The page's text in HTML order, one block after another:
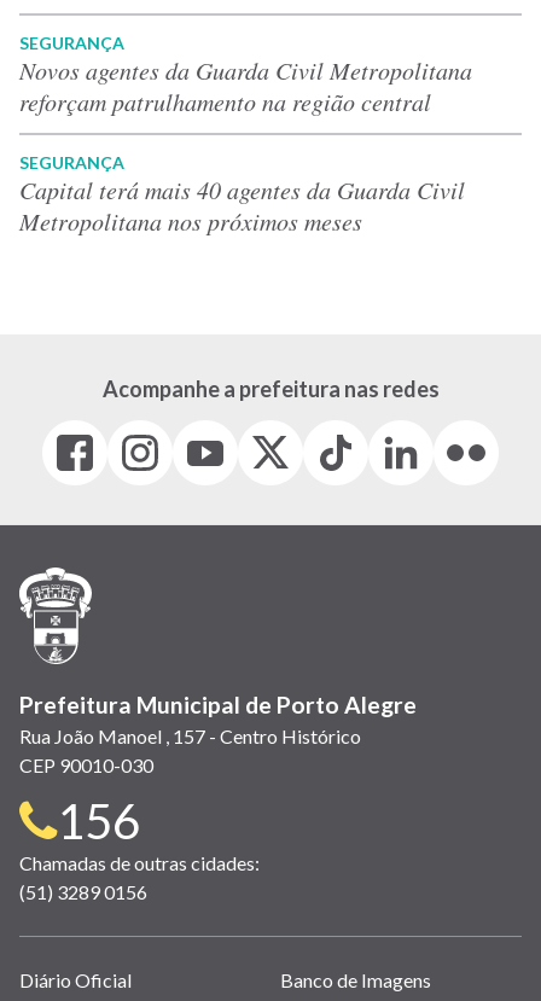
SEGURANÇA
Novos agentes da Guarda Civil Metropolitana
reforçam patrulhamento na região central
SEGURANÇA
Capital terá mais 40 agentes da Guarda Civil
Metropolitana nos próximos meses
Acompanhe a prefeitura nas redes
Facebook
(link
em
janela)
Instagram
(link
em
(link
em
(Antigo
(link
Tiktok
(link
em
LinkedIn
(link
em
(link
em
Prefeitura Municipal de Porto Alegre
Rua João Manoel , 157 - Centro Histórico
CEP 90010-030
Telefone
para
contato:
156
Chamadas de outras cidades:
(51) 3289 0156
Links
Diário Oficial Banco de Imagens